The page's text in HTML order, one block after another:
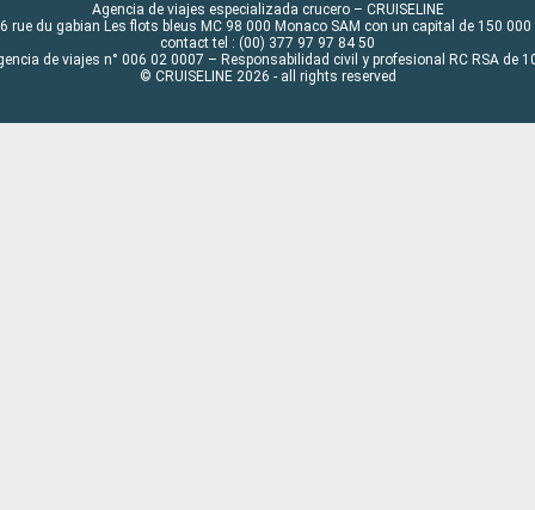
Agencia de viajes especializada crucero – CRUISELINE
rue du gabian Les flots bleus MC 98 000 Monaco SAM con un capital de 150 000
contact tel : (00) 377 97 97 84 50
de viajes n° 006 02 0007 – Responsabilidad civil y profesional RC RSA de
© CRUISELINE 2026 - all rights reserved